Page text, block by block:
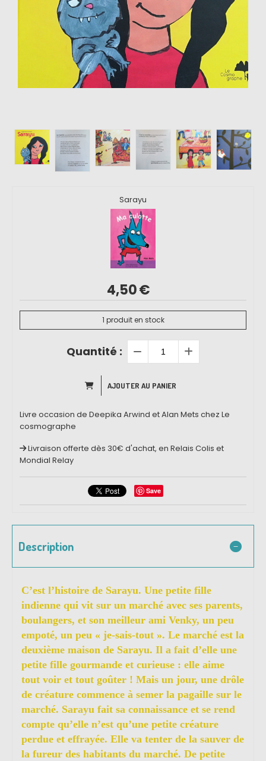
Sarayu
4,50€
1 produit en stock
Quantité :
AJOUTER AU PANIER
Livre occasion de Deepika Arwind et Alan Mets chez Le
cosmographe
Livraison offerte dès 30€ d'achat, en Relais Colis et
Mondial Relay
Save
Description
C’est l’histoire de Sarayu. Une petite fille
indienne qui vit sur un marché avec ses parents,
boulangers, et son meilleur ami Venky, un peu
empoté, un peu « je-sais-tout ». Le marché est la
deuxième maison de Sarayu. Il a fait d’elle une
petite fille gourmande et curieuse : elle aime
tout voir et tout goûter ! Mais un jour, une drôle
de créature commence à semer la pagaille sur le
marché. Sarayu fait sa connaissance et se rend
compte qu’elle n’est qu’une petite créature
perdue et effrayée. Elle va tenter de la sauver de
la fureur des habitants du marché. De petite